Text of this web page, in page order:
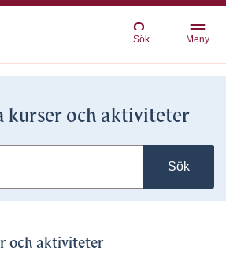
Sök Meny
kurser och aktiviteter
Sök
och aktiviteter